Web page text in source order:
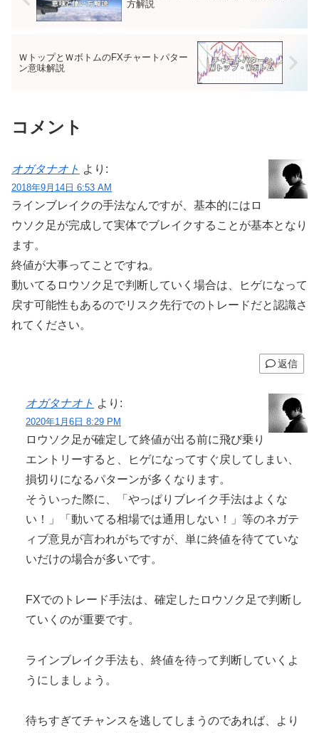
方解説
ＷトップとＷボトムのFXチャートパター
ン意味解説
コメント
オガタナオト より:
2018年9月14日 6:53 AM
ラインブレイクの手法なんですが、基本的にはロ
ウソク足が完成して実体でブレイクすることが基本となり
ます。
終値が大事ってことですね。
動いてるロウソク足で判断していく場合は、ヒゲになって
戻す可能性もあるのでリスク先行でのトレードだと認識さ
れてください。
返信
オガタナオト より:
2020年1月6日 8:29 PM
ロウソク足が確定して終値が出る前に飛び乗り
エントリーすると、ヒゲになってすぐ戻してしまい、
損切りになるパターンが多くなります。
そういった際に、「やっぱりブレイク手法はよくな
い！」「動いてる相場では通用しない！」等のネガテ
ィブ意見が言われがちですが、単に終値を待てていな
いだけの場合が多いです。
FXでのトレード手法は、確定したロウソク足で判断し
ていくのが重要です。
ラインブレイク手法も、終値を待って判断していくよ
うにしましょう。
待ちすぎてチャンスを逃してしまうのであれば、より